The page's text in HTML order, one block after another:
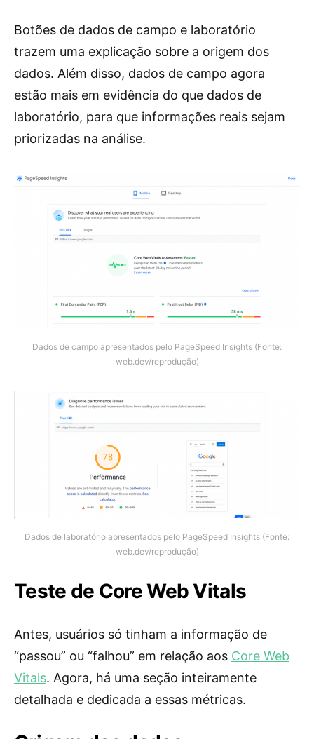
Botões de dados de campo e laboratório
trazem uma explicação sobre a origem dos
dados. Além disso, dados de campo agora
estão mais em evidência do que dados de
laboratório, para que informações reais sejam
priorizadas na análise.
Dados de campo apresentados pelo PageSpeed Insights (Fonte:
web.dev/reprodução)
Dados de laboratório apresentados pelo PageSpeed Insights (Fonte:
web.dev/reprodução)
Teste de Core Web Vitals
Antes, usuários só tinham a informação de
“passou” ou “falhou” em relação aos Core Web
Vitals. Agora, há uma seção inteiramente
detalhada e dedicada a essas métricas.